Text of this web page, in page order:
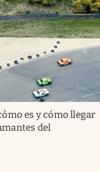
es y cómo llegar
del